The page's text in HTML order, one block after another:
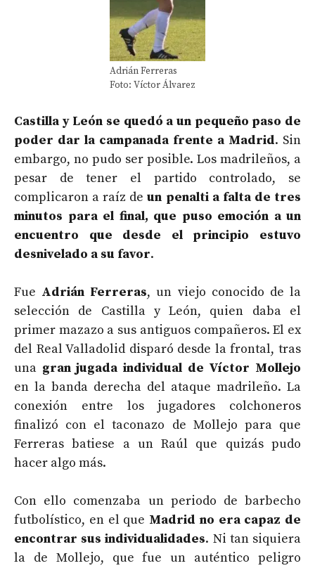
Adrián Ferreras
Foto: Víctor Álvarez
Castilla y León se quedó a un pequeño paso de
poder dar la campanada frente a Madrid. Sin
embargo, no pudo ser posible. Los madrileños, a
pesar de tener el partido controlado, se
complicaron a raíz de un penalti a falta de tres
minutos para el final, que puso emoción a un
encuentro que desde el principio estuvo
desnivelado a su favor.
Fue Adrián Ferreras, un viejo conocido de la
selección de Castilla y León, quien daba el
primer mazazo a sus antiguos compañeros. El ex
del Real Valladolid disparó desde la frontal, tras
una gran jugada individual de Víctor Mollejo
en la banda derecha del ataque madrileño. La
conexión entre los jugadores colchoneros
finalizó con el taconazo de Mollejo para que
Ferreras batiese a un Raúl que quizás pudo
hacer algo más.
Con ello comenzaba un periodo de barbecho
futbolístico, en el que Madrid no era capaz de
encontrar sus individualidades. Ni tan siquiera
la de Mollejo, que fue un auténtico peligro